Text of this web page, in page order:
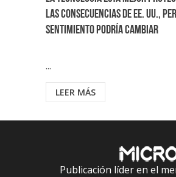
las consecuencias de EE. UU.,
sentimiento podría cambiar
...
LEER MÁS
Publicación líder en el